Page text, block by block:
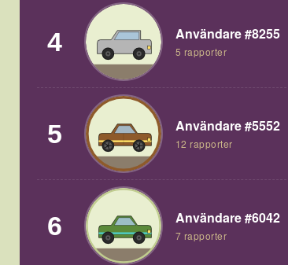
4 Användare #8255
5 rapporter
5 Användare #5552
12 rapporter
6 Användare #6042
7 rapporter